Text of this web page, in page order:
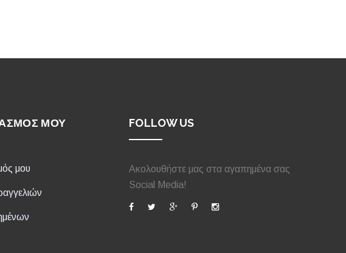
ΜΟΥ
μου
FOLLOW US
Ακολουθήστε μας στα αγαπημένα σας
Social Media!